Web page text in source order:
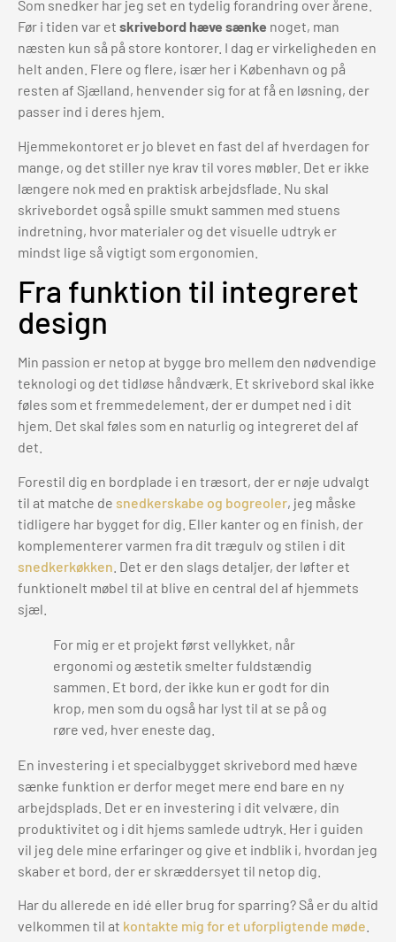
Som snedker har jeg set en tydelig forandring over årene.
Før i tiden var et skrivebord hæve sænke noget, man
næsten kun så på store kontorer. I dag er virkeligheden en
helt anden. Flere og flere, især her i København og på
resten af Sjælland, henvender sig for at få en løsning, der
passer ind i deres hjem.
Hjemmekontoret er jo blevet en fast del af hverdagen for
mange, og det stiller nye krav til vores møbler. Det er ikke
længere nok med en praktisk arbejdsflade. Nu skal
skrivebordet også spille smukt sammen med stuens
indretning, hvor materialer og det visuelle udtryk er
mindst lige så vigtigt som ergonomien.
Fra funktion til integreret
design
Min passion er netop at bygge bro mellem den nødvendige
teknologi og det tidløse håndværk. Et skrivebord skal ikke
føles som et fremmedelement, der er dumpet ned i dit
hjem. Det skal føles som en naturlig og integreret del af
det.
Forestil dig en bordplade i en træsort, der er nøje udvalgt
til at matche de snedkerskabe og bogreoler, jeg måske
tidligere har bygget for dig. Eller kanter og en finish, der
komplementerer varmen fra dit trægulv og stilen i dit
snedkerkøkken . Det er den slags detaljer, der løfter et
funktionelt møbel til at blive en central del af hjemmets
sjæl.
For mig er et projekt først vellykket, når
ergonomi og æstetik smelter fuldstændig
sammen. Et bord, der ikke kun er godt for din
krop, men som du også har lyst til at se på og
røre ved, hver eneste dag.
En investering i et specialbygget skrivebord med hæve
sænke funktion er derfor meget mere end bare en ny
arbejdsplads. Det er en investering i dit velvære, din
produktivitet og i dit hjems samlede udtryk. Her i guiden
vil jeg dele mine erfaringer og give et indblik i, hvordan jeg
skaber et bord, der er skræddersyet til netop dig.
Har du allerede en idé eller brug for sparring? Så er du altid
velkommen til at kontakte mig for et uforpligtende møde